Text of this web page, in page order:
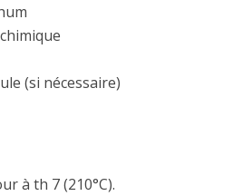
(si nécessaire)
à th 7 (210°C).